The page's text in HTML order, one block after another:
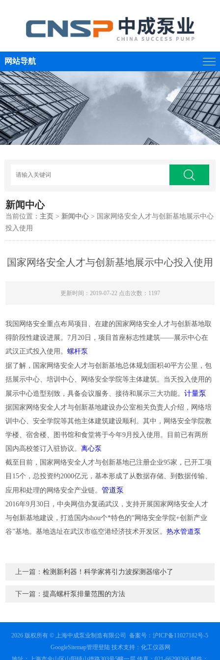
网站导航
新闻中心
当前位置： 主页 > 新闻中心 > 国家网络安全人才与创新基地展示中心
投入使用
国家网络安全人才与创新基地展示中心投入使用
更新时间：2019-07-22 点击次数：1197
我国网络安全重点布局项目、在建的国家网络安全人才与创新基地取
得阶段性建设进展。 7月20日，项目首座标志性建筑——展示中心在
武汉正式投入使用。螺杆泵
据了解，国家网络安全人才与创新基地总体规划面积40平方公里，包
括展示中心、培训中心、网络安全学院等主体建筑。当天投入使用的
展示中心造型别致，具备会议服务、接待和展示三大功能。计量泵
据国家网络安全人才与创新基地建设办公室相关负责人介绍，网络培
训中心、安全学院等其他主体建筑建设顺利。其中，网络安全学院教
学楼、宿舍楼、图书馆和食堂将于今年9月投入使用。目前已有两所
国内高校签订入驻协议。离心泵
截至目前，国家网络安全人才与创新基地已注册企业95家，已开工项
目15个，总投资约2000亿元，基本形成了从数据存储、到数据传输、
应用和处理的网络安全产业链。管道泵
2016年9月30日，中央网信办复函武汉，支持开展国家网络安全人才
与创新基地建设，打造国内shou个*特色的“网络安全学院+创新产业
谷”基地。基地选址在武汉市临空港经济技术开发区。热水管道泵
上一篇：检测新利器！科学家将引力波探测器缩小了
下一篇：提高螺杆泵排量范围的方法
2026 版权所有 © 上海中成泵业制造有限公司备案号：沪ICP备11027182号-5
GoogleSitemap管理登陆 技术支持：化工仪器网